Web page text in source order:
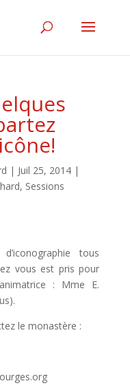
| Juil 25, 2014|
, Sessions
tous
vous est pris pour
: Mme E.
le monastère :